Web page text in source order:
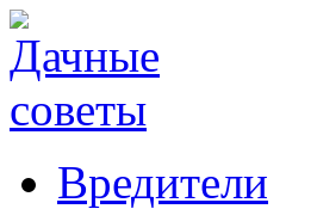
Вредители